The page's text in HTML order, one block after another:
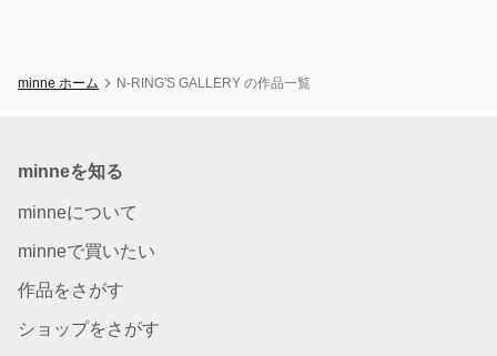
minne ホーム N-RING'S GALLERY の作品一覧
minneを知る
minneについて
minneで買いたい
作品をさがす
ショップをさがす